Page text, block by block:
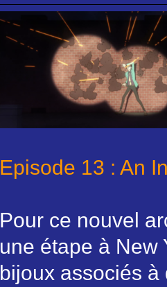
Episode 13 : An
Pour ce nouvel
une étape à New
bijoux associés